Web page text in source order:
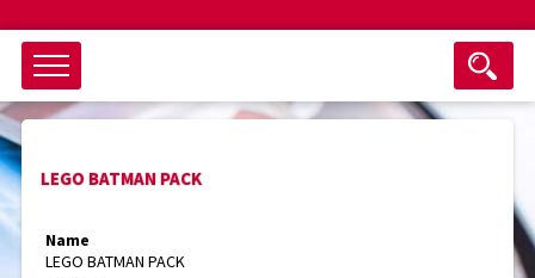
Objektsuche
als ganzes Wort suchen
LEGO BATMAN PACK
Name
LEGO BATMAN PACK